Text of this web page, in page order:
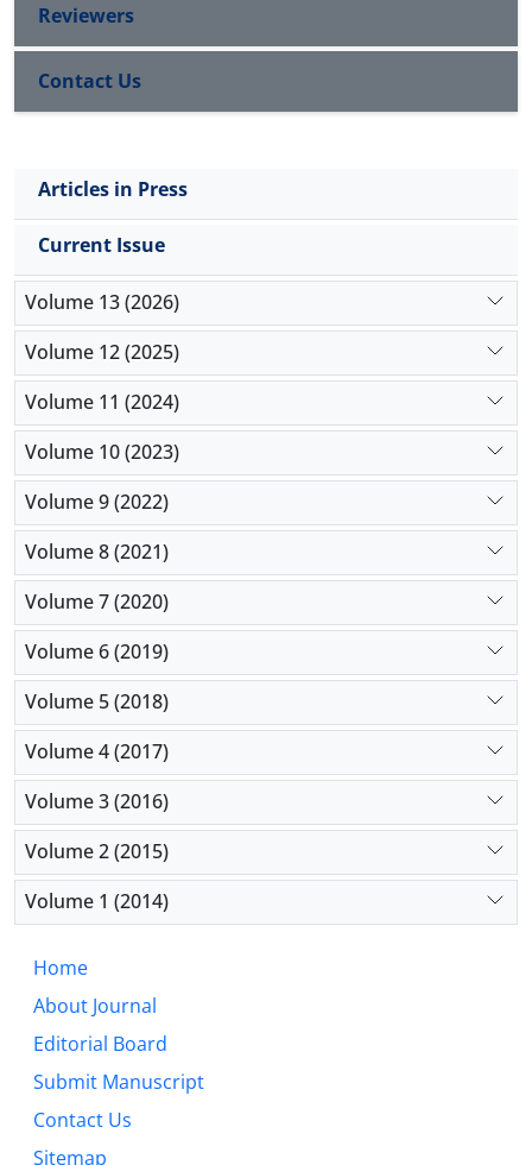
Reviewers
Contact Us
Articles in Press
Current Issue
Volume 13 (2026)
Volume 12 (2025)
Volume 11 (2024)
Volume 10 (2023)
Volume 9 (2022)
Volume 8 (2021)
Volume 7 (2020)
Volume 6 (2019)
Volume 5 (2018)
Volume 4 (2017)
Volume 3 (2016)
Volume 2 (2015)
Volume 1 (2014)
Home
About Journal
Editorial Board
Submit Manuscript
Contact Us
Sitemap